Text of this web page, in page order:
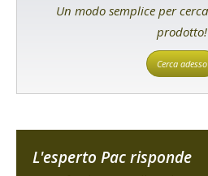
Un modo semplice per
prodotto!
Cerca adesso
L'esperto Pac risponde